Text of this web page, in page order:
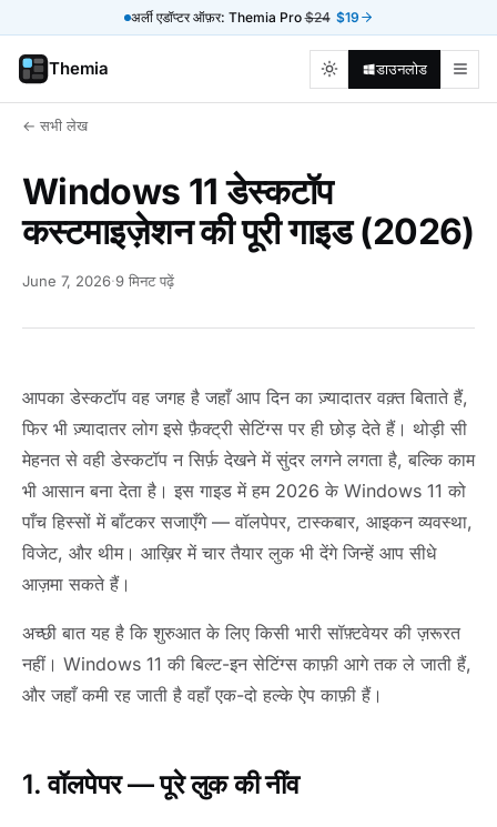
अर्ली एडॉप्टर ऑफ़र: Themia Pro$24 $19
Themia डाउनलोड
← सभी लेख
Windows 11 डेस्कटॉप
कस्टमाइज़ेशन की पूरी गाइड (2026)
June 7, 2026·9 मिनट पढ़ें
आपका डेस्कटॉप वह जगह है जहाँ आप दिन का ज़्यादातर वक़्त बिताते हैं,
फिर भी ज़्यादातर लोग इसे फ़ैक्ट्री सेटिंग्स पर ही छोड़ देते हैं। थोड़ी सी
मेहनत से वही डेस्कटॉप न सिर्फ़ देखने में सुंदर लगने लगता है, बल्कि काम
भी आसान बना देता है। इस गाइड में हम 2026 के Windows 11 को
पाँच हिस्सों में बाँटकर सजाएँगे — वॉलपेपर, टास्कबार, आइकन व्यवस्था,
विजेट, और थीम। आख़िर में चार तैयार लुक भी देंगे जिन्हें आप सीधे
आज़मा सकते हैं।
अच्छी बात यह है कि शुरुआत के लिए किसी भारी सॉफ़्टवेयर की ज़रूरत
नहीं। Windows 11 की बिल्ट-इन सेटिंग्स काफ़ी आगे तक ले जाती हैं,
और जहाँ कमी रह जाती है वहाँ एक-दो हल्के ऐप काफ़ी हैं।
1. वॉलपेपर — पूरे लुक की नींव